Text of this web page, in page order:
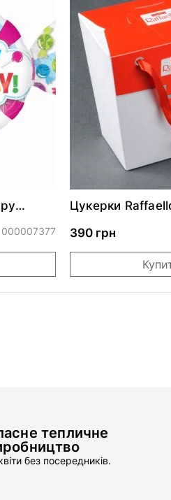
000007377
Цукерки
390 грн
тепличне
без посередників.